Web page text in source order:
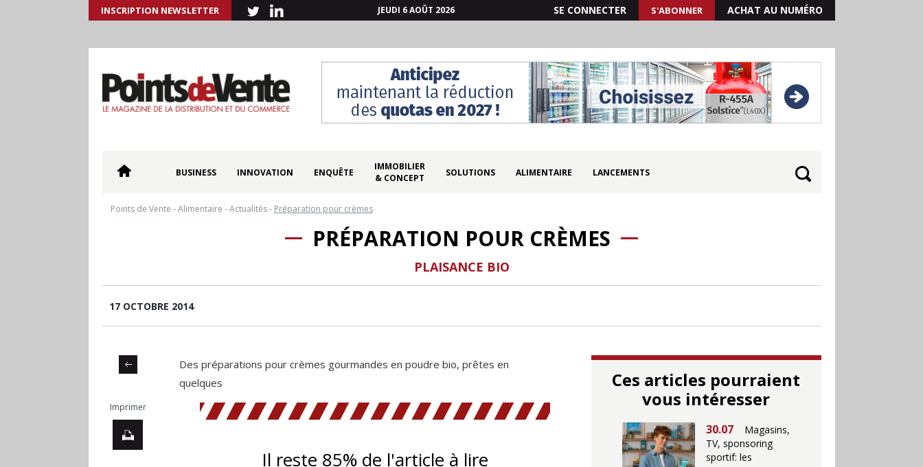
INSCRIPTION NEWSLETTER JEUDI 6 AOÛT 2026 SE CONNECTER S'ABONNER ACHAT AU NUMÉRO
BUSINESS INNOVATION ENQUÊTE
IMMOBILIER
& CONCEPT
SOLUTIONS ALIMENTAIRE LANCEMENTS
Points de Vente -Alimentaire -Actualités- Préparation pour crèmes
PRÉPARATION POUR CRÈMES
PLAISANCE BIO
17 OCTOBRE 2014
Imprimer
Des préparations pour crèmes gourmandes en poudre bio, prêtes en
quelques
Il reste 85% de l'article à lire
Ces articles pourraient
vous intéresser
30.07
Magasins,
TV, sponsoring
sportif: les